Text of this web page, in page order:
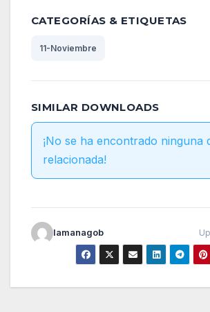
CATEGORÍAS & ETIQUETAS
11-Noviembre
SIMILAR DOWNLOADS
¡No se ha encontrado ninguna
relacionada!
lamanagob